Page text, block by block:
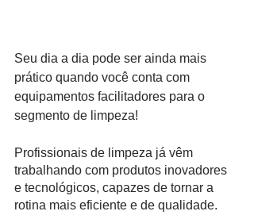
Seu dia a dia pode ser ainda mais
prático quando você conta com
equipamentos facilitadores para o
segmento de limpeza!
Profissionais de limpeza já vêm
trabalhando com produtos inovadores
e tecnológicos, capazes de tornar a
rotina mais eficiente e de qualidade.